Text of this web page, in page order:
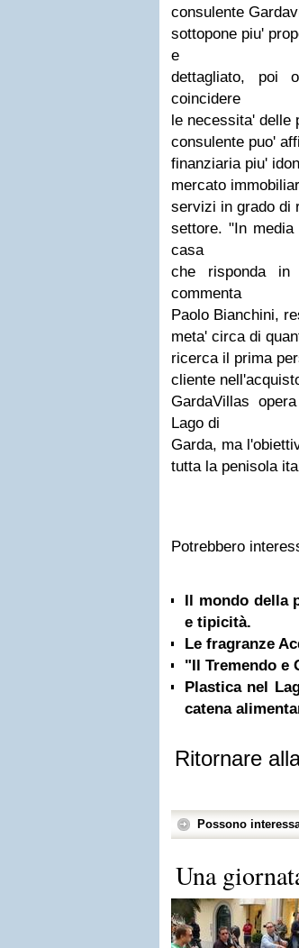
consulente
sottopone piu'
e
dettagliato, poi
coincidere
le necessita' delle
consulente puo'
finanziaria piu'
mercato
servizi in grado di
settore. "In
casa
che risponda in
commenta
Paolo Bianchini,
meta' circa di
ricerca il prima
cliente
GardaVillas
Lago di
Garda, ma
tutta la penisola
Potrebbero
Il mondo della
e tipicità.
Le fragranze
"Il Tremendo e
Plastica nel
catena
Ritornare
Possono
Una